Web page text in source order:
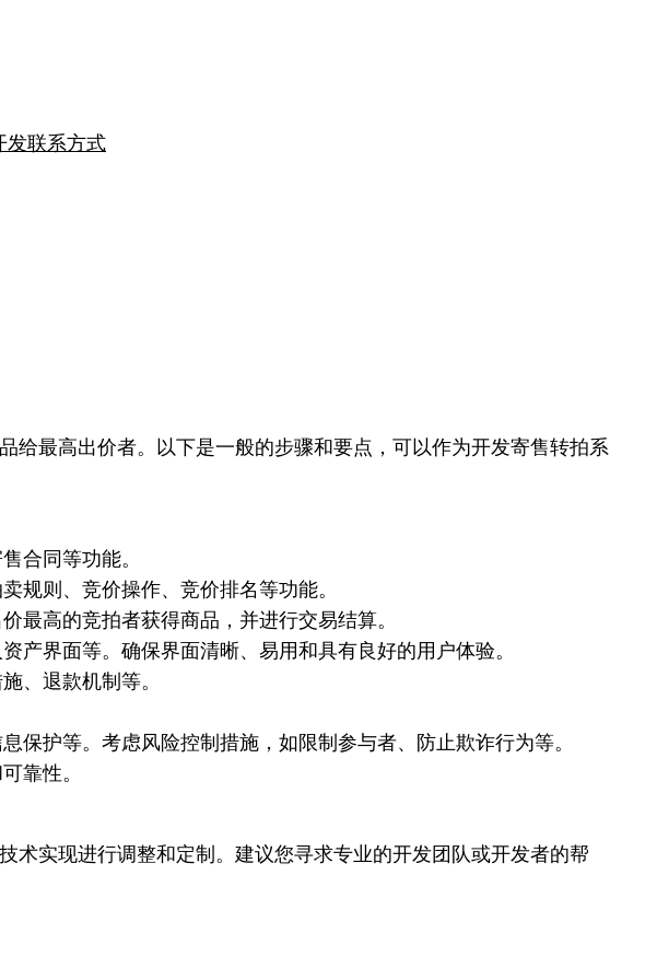
发联系方式
给最高出价者。以下是一般的步骤和要点，可以作为开发寄售转拍系
合同等功能。
规则、竞价操作、竞价排名等功能。
最高的竞拍者获得商品，并进行交易结算。
产界面等。确保界面清晰、易用和具有良好的用户体验。
、退款机制等。
护等。考虑风险控制措施，如限制参与者、防止欺诈行为等。
靠性。
术实现进行调整和定制。建议您寻求专业的开发团队或开发者的帮